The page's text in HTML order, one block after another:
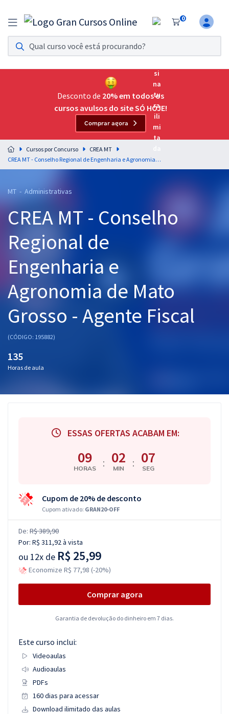
0
Assinatura Ilimitada 11
Acesso a todos os cursos. Teste grátis por 7 dias!
Assinatura OAB Até Passar
Acesso ilimitado a toda preparação para o Exame da
Residências Multiprofissionais
Preparação completa e intensiva para as principais
residências em saúde do Brasil
Cursos 20% OFF
Pós
Graduação
OAB
Questões grátis
Conteúdo gratuito
Aprovados
Desconto de 20% em todos os
cursos avulsos do site SÓ HOJE!
Comprar agora
Cursos por Concurso
CREA MT
CREA MT - Conselho Regional de Engenharia e Agronomia de Mato Grosso - Agente Fiscal
MT - Administrativas
CREA MT - Conselho
Regional de
Engenharia e
Agronomia de Mato
Grosso - Agente Fiscal
(CÓDIGO: 195882)
135
Horas de aula
ESSAS OFERTAS ACABAM EM:
09
HORAS : 02
MIN : 07
SEG
Cupom de 20% de desconto
Cupom ativado: GRAN20-OFF
De: R$ 389,90
Por: R$ 311,92à vista
ou 12x de R$ 25,99
Economize R$ 77,98 (-20%)
Comprar agora
Garantia de devolução do dinheiro em 7 dias.
Este curso inclui:
Videoaulas
Audioaulas
PDFs
160 dias para acessar
Download ilimitado das aulas